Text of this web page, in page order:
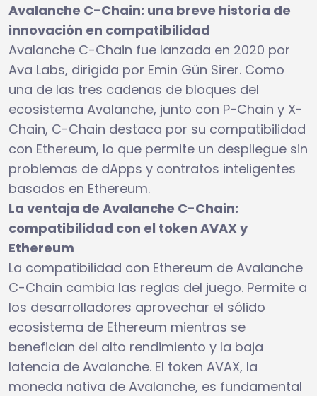
Avalanche C-Chain: una breve historia de
innovación en compatibilidad
Avalanche C-Chain fue lanzada en 2020 por
Ava Labs, dirigida por Emin Gün Sirer. Como
una de las tres cadenas de bloques del
ecosistema Avalanche, junto con P-Chain y X-
Chain, C-Chain destaca por su compatibilidad
con Ethereum, lo que permite un despliegue sin
problemas de dApps y contratos inteligentes
basados en Ethereum.
La ventaja de Avalanche C-Chain:
compatibilidad con el token AVAX y
Ethereum
La compatibilidad con Ethereum de Avalanche
C-Chain cambia las reglas del juego. Permite a
los desarrolladores aprovechar el sólido
ecosistema de Ethereum mientras se
benefician del alto rendimiento y la baja
latencia de Avalanche. El token AVAX, la
moneda nativa de Avalanche, es fundamental